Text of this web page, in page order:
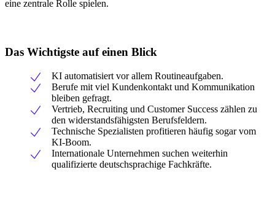
eine zentrale Rolle spielen.
Das Wichtigste auf einen Blick
KI automatisiert vor allem Routineaufgaben.
Berufe mit viel Kundenkontakt und Kommunikation
bleiben gefragt.
Vertrieb, Recruiting und Customer Success zählen zu
den widerstandsfähigsten Berufsfeldern.
Technische Spezialisten profitieren häufig sogar vom
KI-Boom.
Internationale Unternehmen suchen weiterhin
qualifizierte deutschsprachige Fachkräfte.